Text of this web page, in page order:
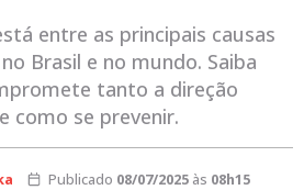
entre as principais causas
Brasil e no mundo. Saiba
tanto a direção
como se prevenir.
Publicado 08/07/2025às 08h15